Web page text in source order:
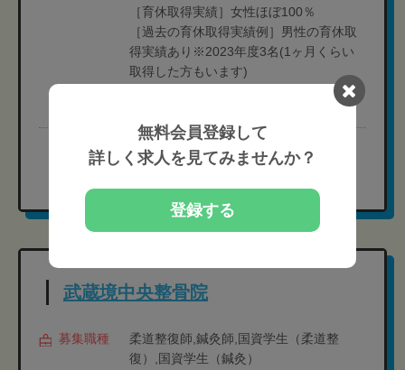
［育休取得実績］女性ほぼ100％
［過去の育休取得実績例］男性の育休取
得実績あり※2023年度3名(1ヶ月くらい
取得した方もいます)
［育休制度補足］復職率:時短に変更して
完全無料
現在の募集要項を確認する
武蔵境中央整骨院
募集職種
柔道整復師,鍼灸師,国資学生（柔道整
復）,国資学生（鍼灸）
無料会員登録して
詳しく求人を見てみませんか？
登録する